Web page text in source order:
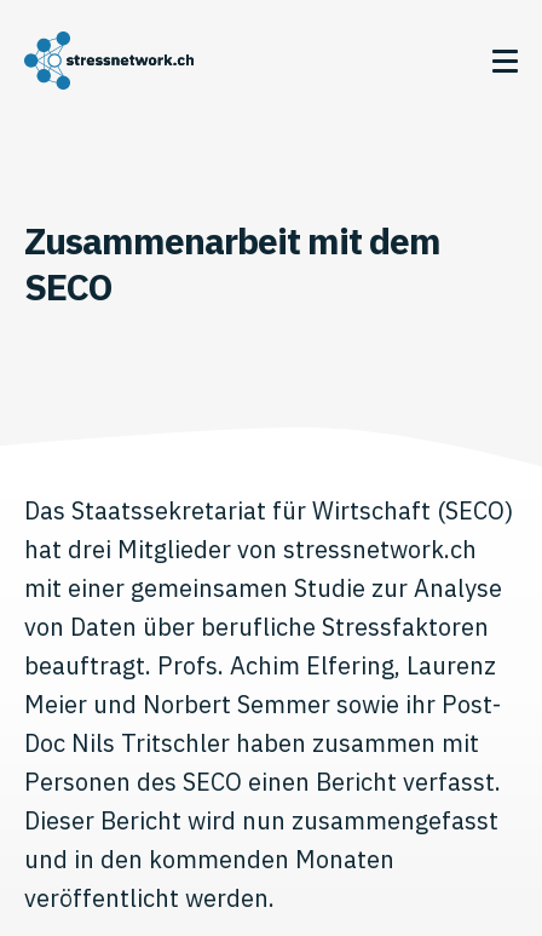
Zusammenarbeit mit dem
SECO
Das Staatssekretariat für Wirtschaft (SECO)
hat drei Mitglieder von stressnetwork.ch
mit einer gemeinsamen Studie zur Analyse
von Daten über berufliche Stressfaktoren
beauftragt. Profs. Achim Elfering, Laurenz
Meier und Norbert Semmer sowie ihr Post-
Doc Nils Tritschler haben zusammen mit
Personen des SECO einen Bericht verfasst.
Dieser Bericht wird nun zusammengefasst
und in den kommenden Monaten
veröffentlicht werden.